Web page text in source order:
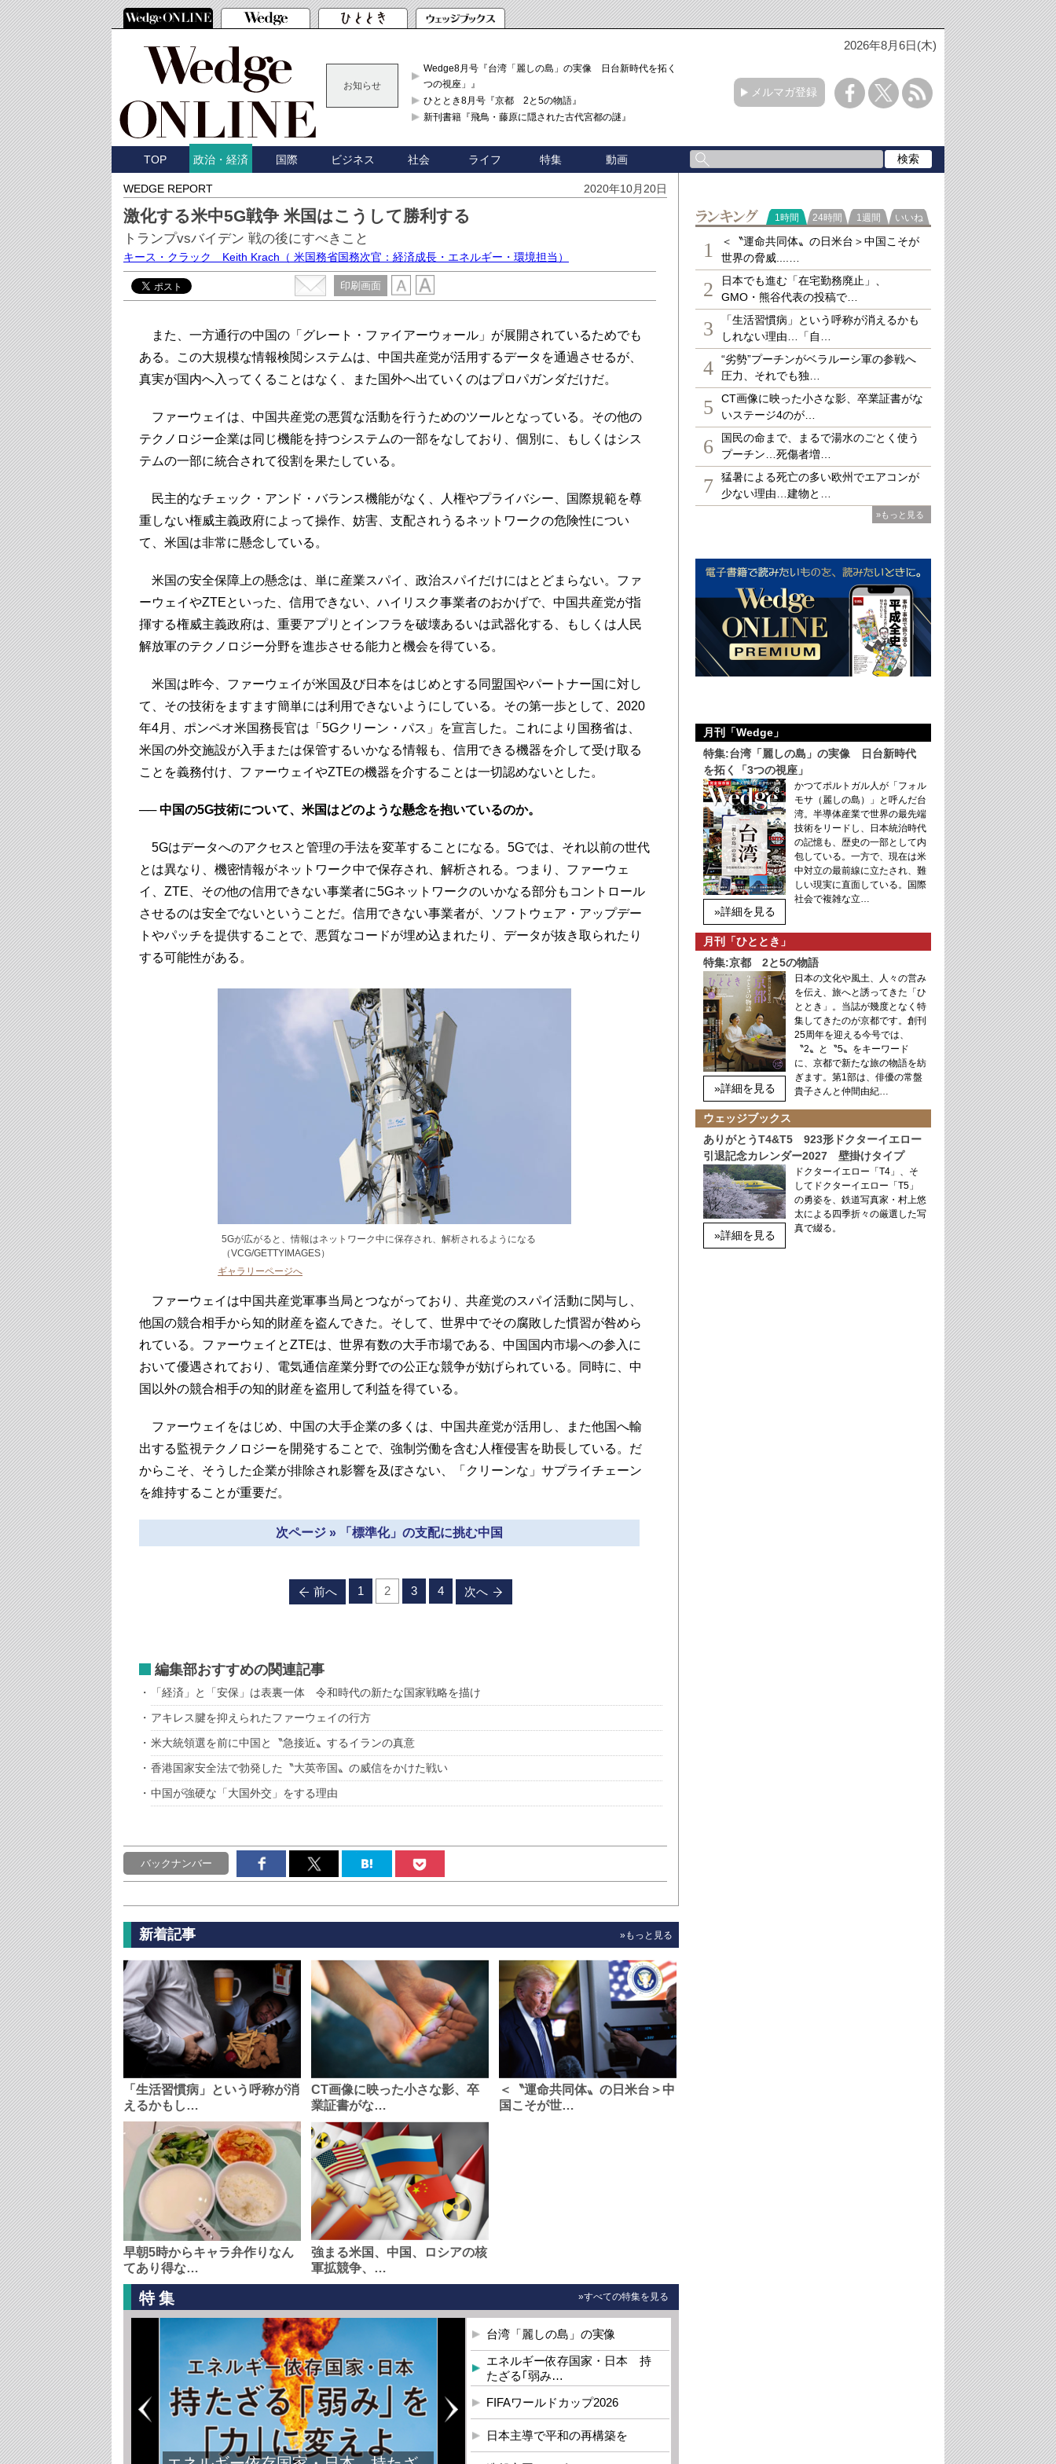
2026年8月6日(木)
お知らせ
Wedge8月号『台湾「麗しの島」の実像 日台新時代を拓く「3
つの視座」』
ひととき8月号『京都 2と5の物語』
新刊書籍『飛鳥・藤原に隠された古代宮都の謎』
メルマガ登録
TOP 政治・経済 国際 ビジネス 社会 ライフ 特集 動画
WEDGE REPORT 2020年10月20日
激化する米中5G戦争 米国はこうして勝利する
トランプvsバイデン 戦の後にすべきこと
キース・クラック Keith Krach （ 米国務省国務次官：経済成長・エネルギー・環境担当）
印刷画面
また、一方通行の中国の「グレート・ファイアーウォール」が展開されているためでも
ある。この大規模な情報検閲システムは、中国共産党が活用するデータを通過させるが、
真実が国内へ入ってくることはなく、また国外へ出ていくのはプロパガンダだけだ。
ファーウェイは、中国共産党の悪質な活動を行うためのツールとなっている。その他の
テクノロジー企業は同じ機能を持つシステムの一部をなしており、個別に、もしくはシス
テムの一部に統合されて役割を果たしている。
民主的なチェック・アンド・バランス機能がなく、人権やプライバシー、国際規範を尊
重しない権威主義政府によって操作、妨害、支配されうるネットワークの危険性につい
て、米国は非常に懸念している。
米国の安全保障上の懸念は、単に産業スパイ、政治スパイだけにはとどまらない。ファ
ーウェイやZTEといった、信用できない、ハイリスク事業者のおかげで、中国共産党が指
揮する権威主義政府は、重要アプリとインフラを破壊あるいは武器化する、もしくは人民
解放軍のテクノロジー分野を進歩させる能力と機会を得ている。
米国は昨今、ファーウェイが米国及び日本をはじめとする同盟国やパートナー国に対し
て、その技術をますます簡単には利用できないようにしている。その第一歩として、2020
年4月、ポンペオ米国務長官は「5Gクリーン・パス」を宣言した。これにより国務省は、
米国の外交施設が入手または保管するいかなる情報も、信用できる機器を介して受け取る
ことを義務付け、ファーウェイやZTEの機器を介することは一切認めないとした。
── 中国の5G技術について、米国はどのような懸念を抱いているのか。
5Gはデータへのアクセスと管理の手法を変革することになる。5Gでは、それ以前の世代
とは異なり、機密情報がネットワーク中で保存され、解析される。つまり、ファーウェ
イ、ZTE、その他の信用できない事業者に5Gネットワークのいかなる部分もコントロール
させるのは安全でないということだ。信用できない事業者が、ソフトウェア・アップデー
トやパッチを提供することで、悪質なコードが埋め込まれたり、データが抜き取られたり
する可能性がある。
5Gが広がると、情報はネットワーク中に保存され、解析されるようになる
（VCG/GETTYIMAGES）
ギャラリーページへ
ファーウェイは中国共産党軍事当局とつながっており、共産党のスパイ活動に関与し、
他国の競合相手から知的財産を盗んできた。そして、世界中でその腐敗した慣習が咎めら
れている。ファーウェイとZTEは、世界有数の大手市場である、中国国内市場への参入に
おいて優遇されており、電気通信産業分野での公正な競争が妨げられている。同時に、中
国以外の競合相手の知的財産を盗用して利益を得ている。
ファーウェイをはじめ、中国の大手企業の多くは、中国共産党が活用し、また他国へ輸
出する監視テクノロジーを開発することで、強制労働を含む人権侵害を助長している。だ
からこそ、そうした企業が排除され影響を及ぼさない、「クリーンな」サプライチェーン
を維持することが重要だ。
次ページ » 「標準化」の支配に挑む中国
前へ 1 2 3 4 次へ
編集部おすすめの関連記事
「経済」と「安保」は表裏一体 令和時代の新たな国家戦略を描け
アキレス腱を抑えられたファーウェイの行方
米大統領選を前に中国と〝急接近〟するイランの真意
香港国家安全法で勃発した〝大英帝国〟の威信をかけた戦い
中国が強硬な「大国外交」をする理由
バックナンバー
新着記事 »もっと見る
「生活習慣病」という呼称が消
えるかもし…
CT画像に映った小さな影、卒
業証書がな…
＜〝運命共同体〟の日米台＞中
国こそが世…
早朝5時からキャラ弁作りなん
てあり得な…
強まる米国、中国、ロシアの核
軍拡競争、…
特集 »すべての特集を見る
台湾「麗しの島」の実像
エネルギー依存国家・日本 持
たざる｢弱み…
FIFAワールドカップ2026
日本主導で平和の再構築を
ランキング
1時間 24時間 1週間 いいね
1
＜〝運命共同体〟の日米台＞中国こそが
世界の脅威....…
2
日本でも進む「在宅勤務廃止」、
GMO・熊谷代表の投稿で…
3
「生活習慣病」という呼称が消えるかも
しれない理由…「自…
4
“劣勢”プーチンがベラルーシ軍の参戦へ
圧力、それでも独…
5
CT画像に映った小さな影、卒業証書がな
いステージ4のが…
6
国民の命まで、まるで湯水のごとく使う
プーチン…死傷者増…
7
猛暑による死亡の多い欧州でエアコンが
少ない理由…建物と…
»もっと見る
月刊「Wedge」
特集:台湾「麗しの島」の実像 日台新時代
を拓く「3つの視座」
»詳細を見る
かつてポルトガル人が「フォル
モサ（麗しの島）」と呼んだ台
湾。半導体産業で世界の最先端
技術をリードし、日本統治時代
の記憶も、歴史の一部として内
包している。一方で、現在は米
中対立の最前線に立たされ、難
しい現実に直面している。国際
社会で複雑な立…
月刊「ひととき」
特集:京都 2と5の物語
»詳細を見る
日本の文化や風土、人々の営み
を伝え、旅へと誘ってきた「ひ
ととき」。当誌が幾度となく特
集してきたのが京都です。創刊
25周年を迎える今号では、
〝2〟と〝5〟をキーワード
に、京都で新たな旅の物語を紡
ぎます。第1部は、俳優の常盤
貴子さんと仲間由紀…
ウェッジブックス
ありがとうT4&T5 923形ドクターイエロー
引退記念カレンダー2027 壁掛けタイプ
»詳細を見る
ドクターイエロー「T4」、そ
してドクターイエロー「T5」
の勇姿を、鉄道写真家・村上悠
太による四季折々の厳選した写
真で綴る。